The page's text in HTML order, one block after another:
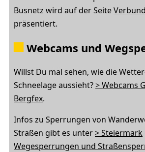
Busnetz wird auf der Seite
präsentiert.
Webcams und
Willst Du mal sehen, wie die
Schneelage aussieht?> Webcams
Bergfex.
Infos zu Sperrungen von
Straßen gibt es unter> Steiermark
Wegesperrungen und